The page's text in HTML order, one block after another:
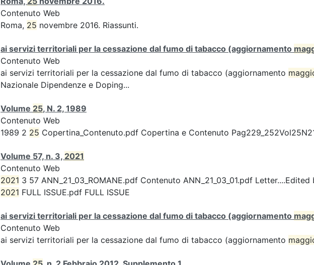
Contenuto Web
Roma, 25 novembre 2016. Riassunti.
ai servizi territoriali per la cessazione dal fumo di tabacco (aggiornamento
Contenuto Web
ai servizi territoriali per la cessazione dal fumo di tabacco (aggiornamento
Nazionale Dipendenze e Doping...
Volume 25, N. 2, 1989
Contenuto Web
1989 2 25 Copertina_Contenuto.pdf Copertina e Contenuto
Volume 57, n. 3, 2021
Contenuto Web
2021 3 57 ANN_21_03_ROMANE.pdf Contenuto ANN_21_03_01.pdf
2021 FULL ISSUE.pdf FULL ISSUE
ai servizi territoriali per la cessazione dal fumo di tabacco (aggiornamento
Contenuto Web
ai servizi territoriali per la cessazione dal fumo di tabacco (aggiornamento